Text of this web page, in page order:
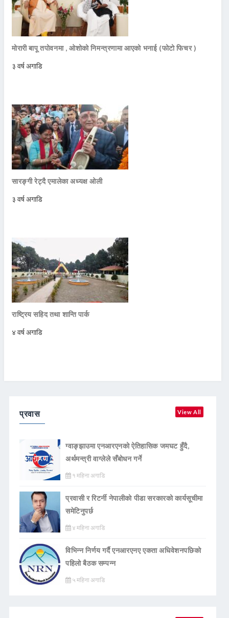
मोरारी बापू तपोवनमा , ओशोको निमन्त्रणामा आएको भनाई (फोटो फिचर )
३ वर्ष अगाडि
सारङ्गी रेट्दै एमालेका अध्यक्ष ओली
३ वर्ष अगाडि
राष्ट्रिय सहिद तथा शान्ति पार्क
४ वर्ष अगाडि
प्रवास View All
ग्वाङ्झाउमा एनआरएनको ऐतिहासिक जमघट हुँदै,
अर्थमन्त्री वाग्लेले सँबोधन गर्ने
१ महिना अगाडि
प्रवासी र रिटर्नी नेपालीको पीडा सरकारको कार्यसूचीमा
समेटिनुपर्छ
४ महिना अगाडि
विभिन्न निर्णय गर्दै एनआरएनए एकता अधिवेशनपछिको
पहिलो बैठक सम्पन्न
५ महिना अगाडि